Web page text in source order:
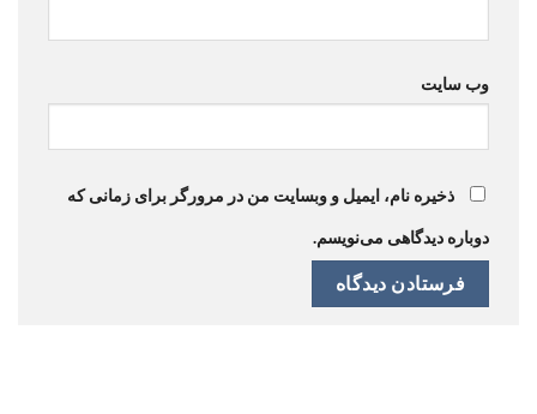
وب‌ سایت
ذخیره نام، ایمیل و وبسایت من در مرورگر برای زمانی که
دوباره دیدگاهی می‌نویسم.